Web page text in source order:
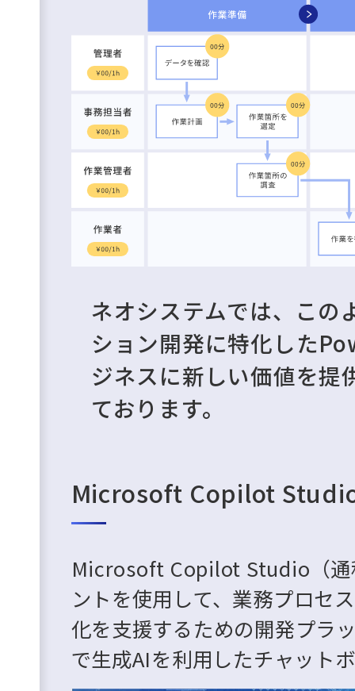
ネオシステムでは、この
ション開発に特化した
ジネスに新しい価値を提
ております。
Microsoft Copilot
Microsoft Copilot Studio（通
ントを使用して、業務プロセ
化を支援するための開発プラ
で生成AIを利用したチャット